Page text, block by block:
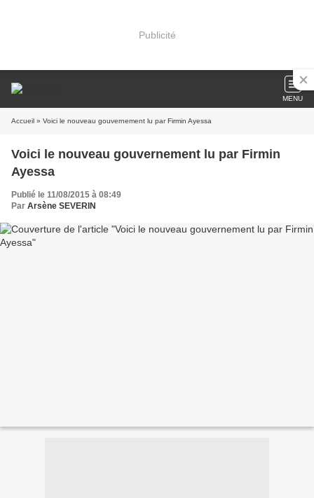
Publicité
MENU
Accueil » Voici le nouveau gouvernement lu par Firmin Ayessa
Voici le nouveau gouvernement lu par Firmin
Ayessa
Publié le 11/08/2015 à 08:49
Par Arsène SEVERIN